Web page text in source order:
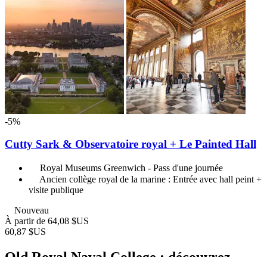
-5%
Cutty Sark & Observatoire royal + Le Painted Hall
Royal Museums Greenwich - Pass d'une journée
Ancien collège royal de la marine : Entrée avec hall peint +
visite publique
Nouveau
À partir de 64,08 $US
60,87 $US